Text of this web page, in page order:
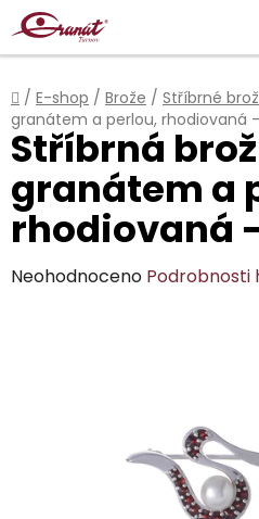
Přejít
na
obsah
Domů
/ E-shop / Brože / Stříbrné
granátem a perlou, rhodiovaná
Stříbrná
granátem a
rhodiovaná
Průměrné
Neohodnoceno Podrobnosti